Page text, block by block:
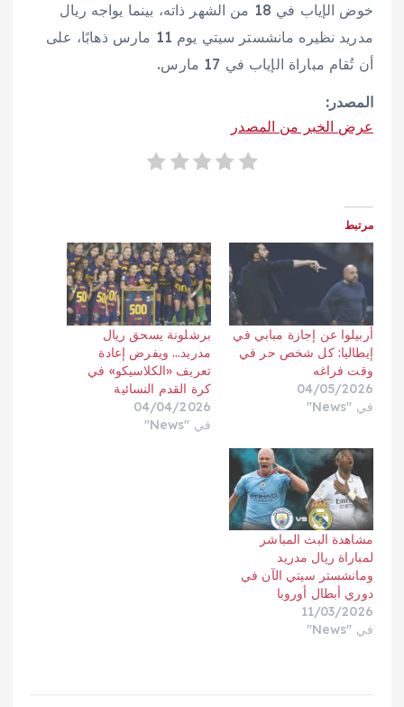
خوض الإياب في 18 من الشهر ذاته، بينما يواجه ريال
مدريد نظيره مانشستر سيتي يوم 11 مارس ذهابًا، على
أن تُقام مباراة الإياب في 17 مارس.
المصدر:
عرض الخبر من المصدر
مرتبط
أربيلوا عن إجازة مبابي في
إيطاليا: كل شخص حر في
وقت فراغه
04/05/2026
في "News"
برشلونة يسحق ريال
مدريد… ويفرض إعادة
تعريف «الكلاسيكو» في
كرة القدم النسائية
04/04/2026
في "News"
مشاهدة البث المباشر
لمباراة ريال مدريد
ومانشستر سيتي الآن في
دوري أبطال أوروبا
11/03/2026
في "News"